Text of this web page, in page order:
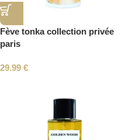
Fève tonka collection privée
paris
29.99 €